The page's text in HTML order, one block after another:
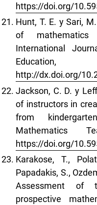
https://doi.org/
Hunt, T. E. y Sari,
of
International
http://dx.doi.org/
Jackson, C. D. y
of instructors in
from
Mathematics
https://doi.org/
Karakose, T.,
Papadakis, S.,
Assessment of
prospective